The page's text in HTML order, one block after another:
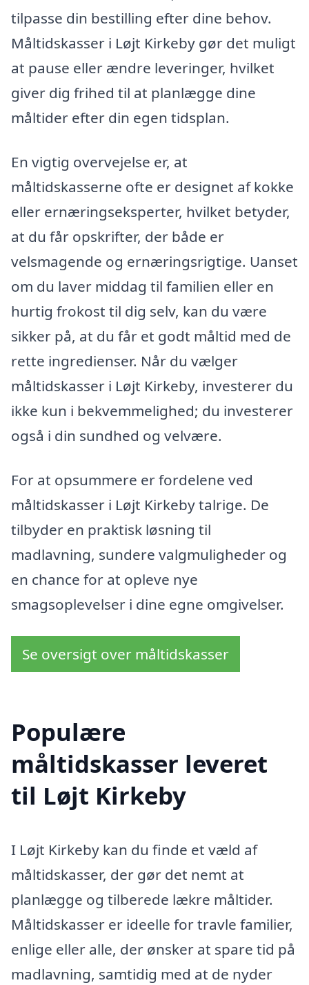
tilpasse din bestilling efter dine behov.
Måltidskasser i Løjt Kirkeby gør det muligt
at pause eller ændre leveringer, hvilket
giver dig frihed til at planlægge dine
måltider efter din egen tidsplan.
En vigtig overvejelse er, at
måltidskasserne ofte er designet af kokke
eller ernæringseksperter, hvilket betyder,
at du får opskrifter, der både er
velsmagende og ernæringsrigtige. Uanset
om du laver middag til familien eller en
hurtig frokost til dig selv, kan du være
sikker på, at du får et godt måltid med de
rette ingredienser. Når du vælger
måltidskasser i Løjt Kirkeby, investerer du
ikke kun i bekvemmelighed; du investerer
også i din sundhed og velvære.
For at opsummere er fordelene ved
måltidskasser i Løjt Kirkeby talrige. De
tilbyder en praktisk løsning til
madlavning, sundere valgmuligheder og
en chance for at opleve nye
smagsoplevelser i dine egne omgivelser.
Se oversigt over måltidskasser
Populære
måltidskasser leveret
til Løjt Kirkeby
I Løjt Kirkeby kan du finde et væld af
måltidskasser, der gør det nemt at
planlægge og tilberede lækre måltider.
Måltidskasser er ideelle for travle familier,
enlige eller alle, der ønsker at spare tid på
madlavning, samtidig med at de nyder